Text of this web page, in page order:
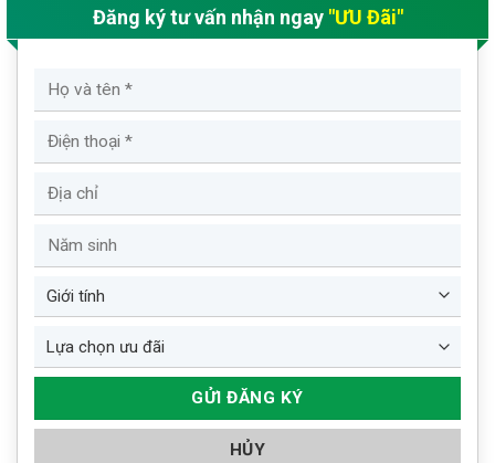
Đăng ký tư vấn nhận ngay "ƯU Đãi"
HỦY